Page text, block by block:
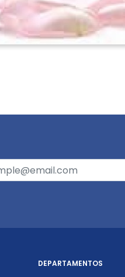
DEPARTAMENTOS